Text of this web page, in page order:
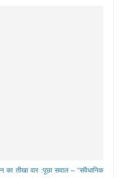
का तीखा वार :पूछा सवाल – “संवैधानिक